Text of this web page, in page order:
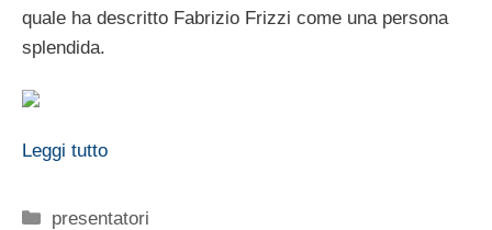
quale ha descritto Fabrizio Frizzi come una persona
splendida.
Leggi tutto
Categorie
presentatori